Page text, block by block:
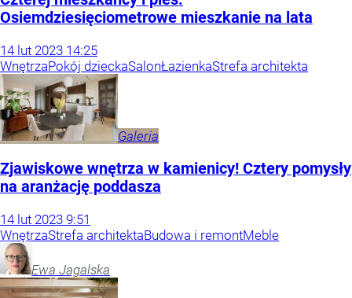
Osiemdziesięciometrowe mieszkanie na lata
14 lut 2023 14:25
WnętrzaPokój dzieckaSalonŁazienkaStrefa architekta
Galeria
Zjawiskowe wnętrza w kamienicy! Cztery pomysły
na aranżację poddasza
14 lut 2023 9:51
WnętrzaStrefa architektaBudowa i remontMeble
Ewa Jagalska